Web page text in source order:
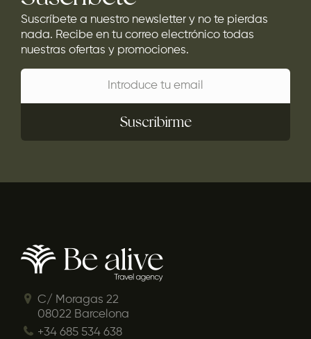
Suscríbete a nuestro newsletter y no te pierdas
nada. Recibe en tu correo electrónico todas
nuestras ofertas y promociones.
Suscribirme
C/ Moragas 22
08022 Barcelona
+34 685 534 638